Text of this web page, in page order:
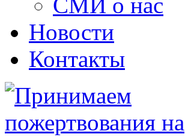
Новости
Контакты